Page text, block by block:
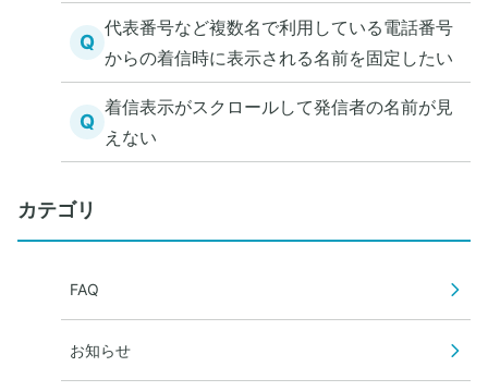
Q
代表番号など複数名で利用している電話番号
からの着信時に表示される名前を固定したい
Q
着信表示がスクロールして発信者の名前が見
えない
カテゴリ
FAQ
お知らせ